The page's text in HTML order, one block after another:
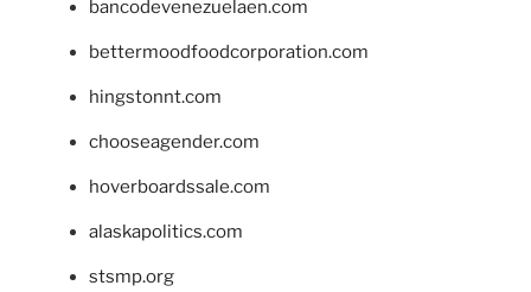
bancodevenezuelaen.com
bettermoodfoodcorporation.com
hingstonnt.com
chooseagender.com
hoverboardssale.com
alaskapolitics.com
stsmp.org